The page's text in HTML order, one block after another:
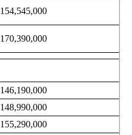
154,545,000
170,390,000
146,190,000
148,990,000
155,290,000